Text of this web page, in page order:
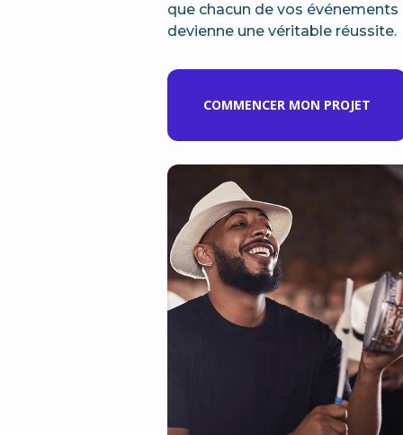
que chacun de vos événements
devienne une véritable réussite.
COMMENCER MON PROJET